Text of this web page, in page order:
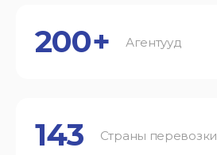
200+ Агентууд
143 Страны перевозки